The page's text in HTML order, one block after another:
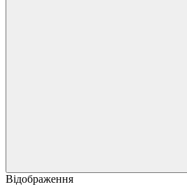
Відображення